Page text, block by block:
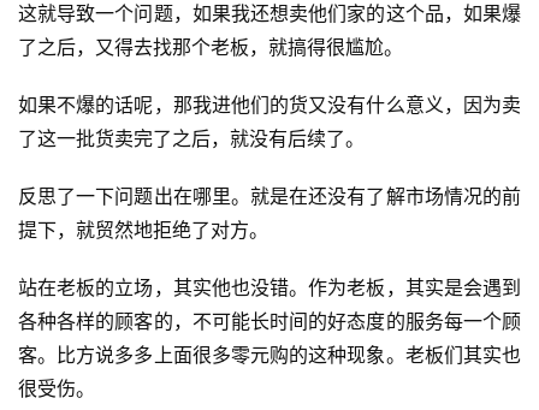
运
记
录
经
验
程
软
件
这就导致一个问题，如果我还想卖他们家的这个品，如果爆
了之后，又得去找那个老板，就搞得很尴尬。
如果不爆的话呢，那我进他们的货又没有什么意义，因为卖
了这一批货卖完了之后，就没有后续了。
反思了一下问题出在哪里。就是在还没有了解市场情况的前
提下，就贸然地拒绝了对方。
站在老板的立场，其实他也没错。作为老板，其实是会遇到
各种各样的顾客的，不可能长时间的好态度的服务每一个顾
客。比方说多多上面很多零元购的这种现象。老板们其实也
很受伤。